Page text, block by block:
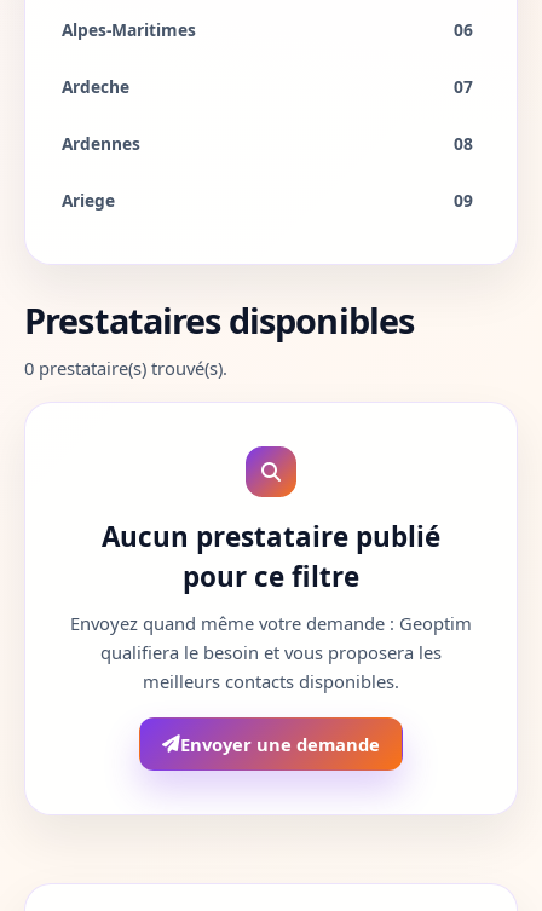
Alpes-Maritimes 06
Ardeche 07
Ardennes 08
Ariege 09
Aude
Aveyron
Cantal
Charente-Maritime
Cotes-d-Armor 22
Prestataires disponibles
0 prestataire(s) trouvé(s).
Aucun prestataire publié
pour ce filtre
Envoyez quand même votre demande : Geoptim
qualifiera le besoin et vous proposera les
meilleurs contacts disponibles.
Envoyer une demande